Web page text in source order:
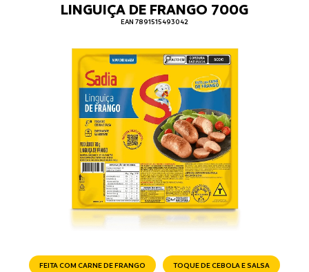
LINGUIÇA DE FRANGO 700G
EAN 7891515493042
FEITA COM CARNE DE FRANGO TOQUE DE CEBOLA E SALSA